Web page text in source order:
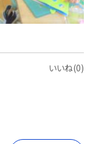
いいね(0)